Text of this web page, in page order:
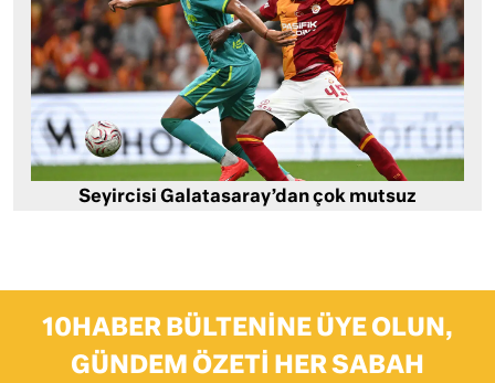
Seyircisi Galatasaray’dan çok mutsuz
10HABER BÜLTENINE ÜYE OLUN,
GÜNDEM ÖZETI HER SABAH